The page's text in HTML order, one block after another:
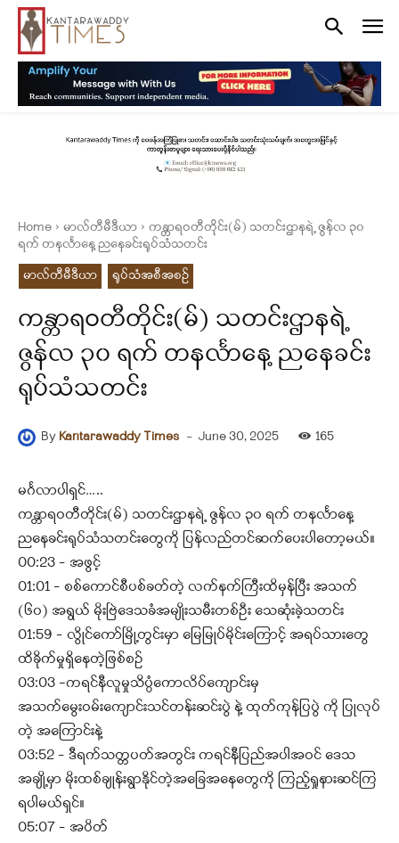
Home မာလ်တီမီဒီယာ
ကန္တာရဝတီတိုင်း(မ်) သတင်းဌာနရဲ့ ဇွန်လ ၃၀
ရက် တနင်္လာနေ့ ညနေခင်းရုပ်သံသတင်း
မာလ်တီမီဒီယာ
ရုပ်သံအစီအစဉ်
ကန္တာရဝတီတိုင်း(မ်) သတင်းဌာနရဲ့
ဇွန်လ ၃၀ ရက် တနင်္လာနေ့ ညနေခင်း
ရုပ်သံသတင်း
By Kantarawaddy Times - June 30, 2025 165
မင်္ဂလာပါရှင်…..
ကန္တာရဝတီတိုင်း(မ်) သတင်းဌာနရဲ့ ဇွန်လ ၃၀ ရက် တနင်္လာနေ့
ညနေခင်းရုပ်သံသတင်းတွေကို ပြန်လည်တင်ဆက်ပေးပါတော့မယ်။
00:23 – အဖွင့်
01:01 – စစ်ကောင်စီပစ်ခတ်တဲ့ လက်နက်ကြီးထိမှန်ပြီး အသက်
(၆၀) အရွယ် မိုးဗြဲဒေသခံအမျိုးသမီးတစ်ဦး သေဆုံးခဲ့သတင်း
01:59 – လွိုင်ကော်မြို့တွင်းမှာ မြေမြုပ်မိုင်းကြောင့် အရပ်သားတွေ
ထိခိုက်မှုရှိနေတဲ့ဖြစ်စဉ်
03:03 -ကရင်နီလူမှုသိပ္ပံကောလိပ်ကျောင်းမှ
အသက်မွေးဝမ်းကျောင်းသင်တန်းဆင်းပွဲ နဲ့ ထုတ်ကုန်ပြပွဲ ကို ပြုလုပ်
တဲ့ အကြောင်းနဲ့
03:52 – ဒီရက်သတ္တပတ်အတွင်း ကရင်နီပြည်အပါအဝင် ဒေသ
အချို့မှာ မိုးထစ်ချုန်းရွာနိုင်တဲ့အခြေအနေတွေကို ကြည့်ရှုနားဆင်ကြ
ရပါမယ်ရှင်။
05:07 – အပိတ်